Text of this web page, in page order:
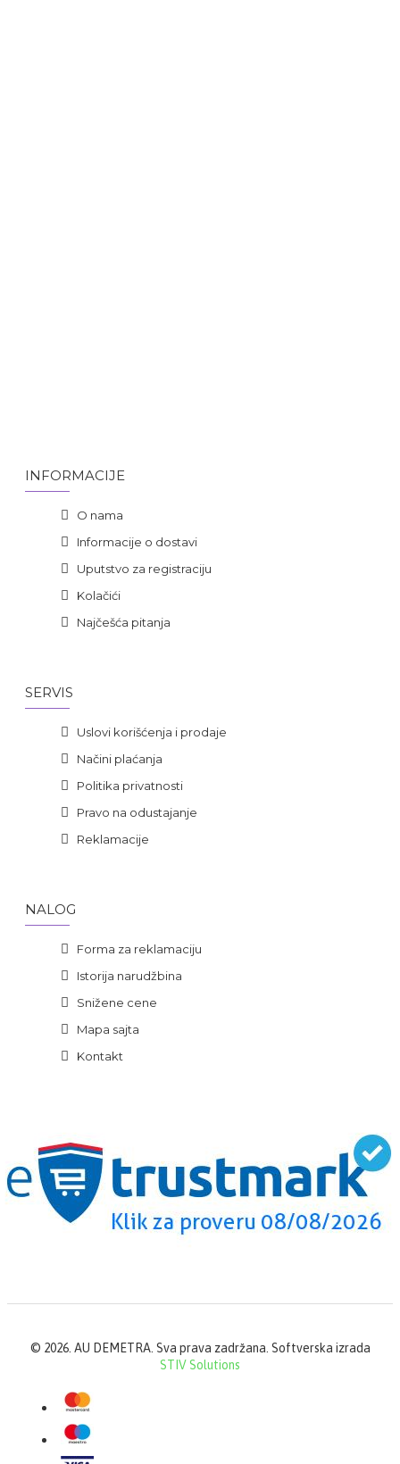
INFORMACIJE
O nama
Informacije o dostavi
Uputstvo za registraciju
Kolačići
Najčešća pitanja
SERVIS
Uslovi korišćenja i prodaje
Načini plaćanja
Politika privatnosti
Pravo na odustajanje
Reklamacije
NALOG
Forma za reklamaciju
Istorija narudžbina
Snižene cene
Mapa sajta
Kontakt
© 2026. AU DEMETRA. Sva prava zadržana. Softverska izrada
STIV Solutions